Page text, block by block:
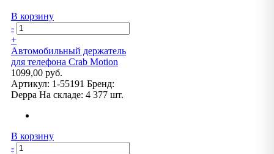
В корзину
-
+
Автомобильный держатель
для телефона Crab Motion
1099,00 руб.
Артикул: 1-55191 Бренд:
Deppa На складе: 4 377 шт.
В корзину
-